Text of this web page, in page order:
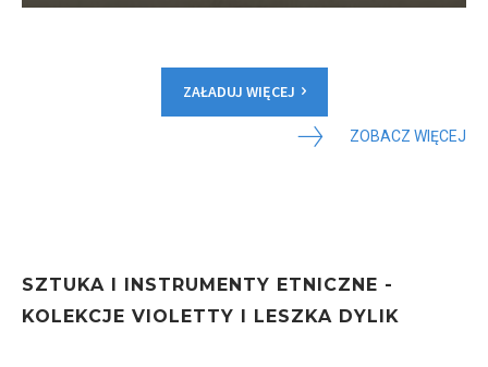
ZAŁADUJ WIĘCEJ
ZOBACZ WIĘCEJ
SZTUKA I INSTRUMENTY ETNICZNE -
KOLEKCJE VIOLETTY I LESZKA DYLIK